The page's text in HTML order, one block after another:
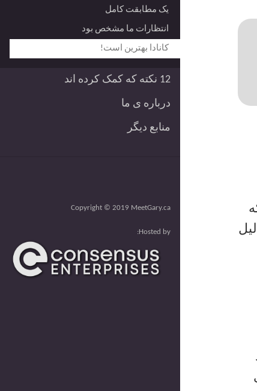
یک مطابقت کامل
انتظارات ما مشخص بود
کانادا بهترین است!
12 نکته که کمک کرده اند
درباره ی ما
منابع دیگر
Copyright © 2019 MeetGary.ca
Hosted by: